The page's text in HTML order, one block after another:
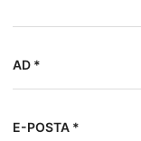
AD *
E-POSTA *